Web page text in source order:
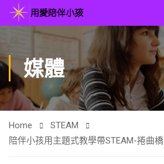
媒體
Home
STEAM
陪伴小孩用主題式教學帶STEAM-捲曲橋